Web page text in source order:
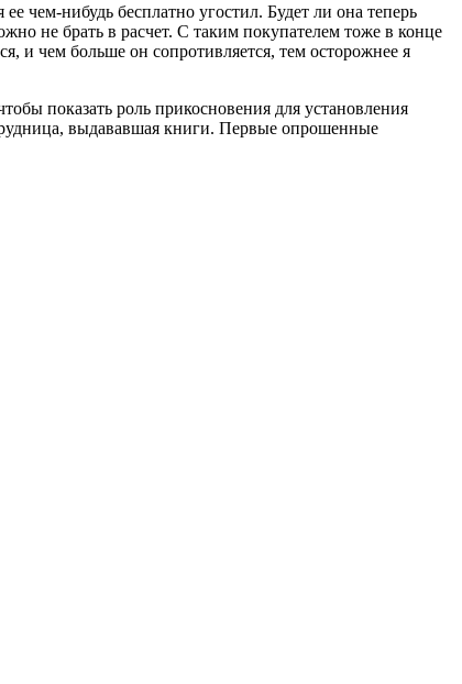
чем-нибудь бесплатно угостил. Будет ли она теперь
не брать в расчет. С таким покупателем тоже в конце
и чем больше он сопротивляется, тем осторожнее я
показать роль прикосновения для установления
выдававшая книги. Первые опрошенные